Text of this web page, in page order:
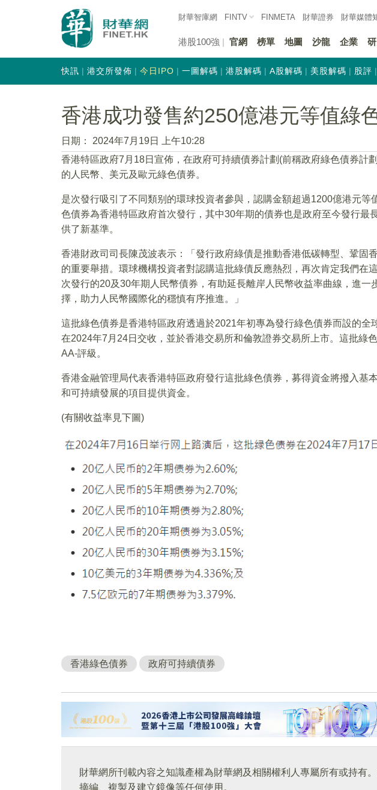
財華智庫網 FINTV FINMETA 財華證券 財華媒體
港股100強 官網 榜單 地圖 沙龍 企業
快訊 港交所發佈 今日IPO 一圖解碼 港股解碼 A股解碼 美股解碼 股評
香港成功發售約250億港元等值綠
日期：
2024年7月19日 上午10:28
香港特區政府7月18日宣佈，在政府可持續債券計劃(前稱政府綠色債券計
的人民幣、美元及歐元綠色債券。
是次發行吸引了不同類别的環球投資者參與，認購金額超過1200億港元等
色債券為香港特區政府首次發行，其中30年期的債券也是政府至今發行最
供了新基準。
香港財政司司長陳茂波表示：「發行政府綠債是推動香港低碳轉型、鞏固
的重要舉措。環球機構投資者對認購這批綠債反應熱烈，再次肯定我們在
次發行的20及30年期人民幣債券，有助延長離岸人民幣收益率曲線，進一
擇，助力人民幣國際化的穩慎有序推進。」
這批綠色債券是香港特區政府透過於2021年初專為發行綠色債券而設的全
在2024年7月24日交收，並於香港交易所和倫敦證券交易所上市。這批綠
AA-評級。
香港金融管理局代表香港特區政府發行這批綠色債券，募得資金將撥入基
和可持續發展的項目提供資金。
(有關收益率見下圖)
香港綠色債券 政府可持續債券
財華網所刊載內容之知識產權為財華網及相關權利人專屬所有或持有
摘編、複製及建立鏡像等任何使用。